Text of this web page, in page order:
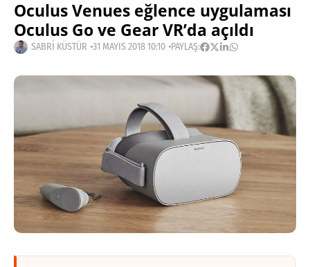
Oculus Venues eğlence uygulaması
Oculus Go ve Gear VR’da açıldı
SABRI KÜSTÜR 31 MAYIS 2018 10:10 PAYLAŞ: